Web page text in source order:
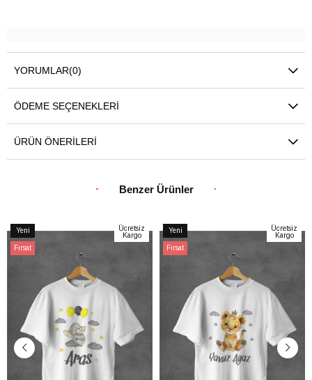
YORUMLAR(0)
ÖDEME SEÇENEKLERI
ÜRÜN ÖNERILERI
Benzer Ürünler
Yeni
Ürün
Fırsat
Ücretsiz
Kargo
Yeni
Ürün
Fırsat
Ücretsiz
Kargo